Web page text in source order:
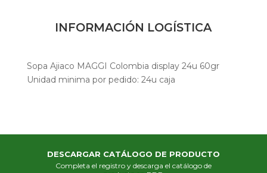
INFORMACIÓN LOGÍSTICA
Sopa Ajiaco MAGGI Colombia display 24u 60gr
Unidad minima por pedido: 24u caja
DESCARGAR CATÁLOGO DE PRODUCTO
Completa el registro y descarga el catálogo de